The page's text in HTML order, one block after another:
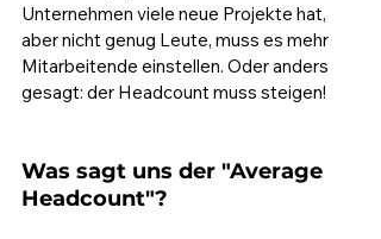
Unternehmen viele neue Projekte hat,
aber nicht genug Leute, muss es mehr
Mitarbeitende einstellen. Oder anders
gesagt: der Headcount muss steigen!
Was sagt uns der "Average
Headcount"?